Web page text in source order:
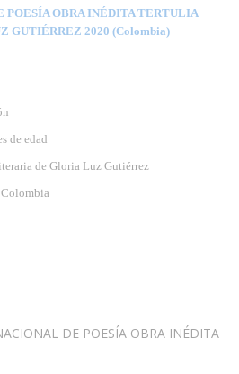
OBRA INÉDITA TERTULIA
GUTIÉRREZ 2020 (Colombia)
de edad
de Gloria Luz Gutiérrez
Colombia
DE POESÍA OBRA INÉDITA